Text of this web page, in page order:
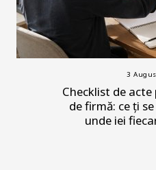
3
Checklist de
de firmă: ce ți
unde iei